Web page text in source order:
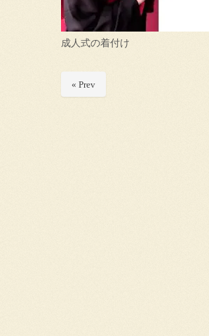
成人式の着付け
« Prev